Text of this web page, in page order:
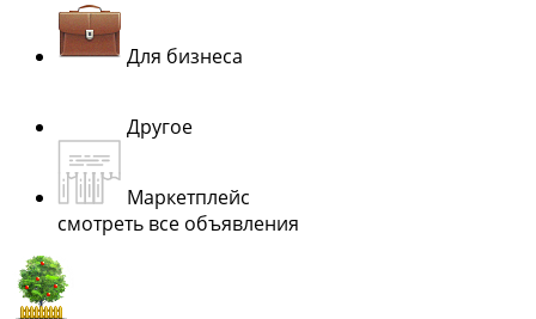
Для бизнеса
Другое
Маркетплейс
смотреть все объявления